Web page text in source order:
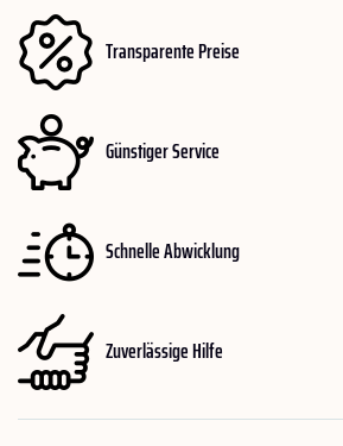
Transparente Preise
Günstiger Service
Schnelle Abwicklung
Zuverlässige Hilfe